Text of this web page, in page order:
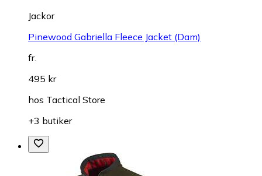
Jackor
Pinewood Gabriella Fleece Jacket (Dam)
fr.
495 kr
hos Tactical Store
+3 butiker